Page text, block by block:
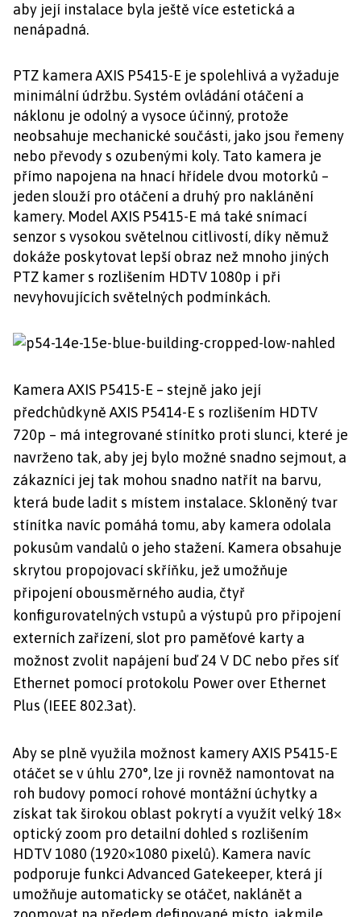
aby její instalace byla ještě více estetická a
nenápadná.
PTZ kamera AXIS P5415-E je spolehlivá a vyžaduje
minimální údržbu. Systém ovládání otáčení a
náklonu je odolný a vysoce účinný, protože
neobsahuje mechanické součásti, jako jsou řemeny
nebo převody s ozubenými koly. Tato kamera je
přímo napojena na hnací hřídele dvou motorků –
jeden slouží pro otáčení a druhý pro naklánění
kamery. Model AXIS P5415-E má také snímací
senzor s vysokou světelnou citlivostí, díky němuž
dokáže poskytovat lepší obraz než mnoho jiných
PTZ kamer s rozlišením HDTV 1080p i při
nevyhovujících světelných podmínkách.
Kamera AXIS P5415-E – stejně jako její
předchůdkyně AXIS P5414-E s rozlišením HDTV
720p – má integrované stínítko proti slunci, které je
navrženo tak, aby jej bylo možné snadno sejmout, a
zákazníci jej tak mohou snadno natřít na barvu,
která bude ladit s místem instalace. Skloněný tvar
stínítka navíc pomáhá tomu, aby kamera odolala
pokusům vandalů o jeho stažení. Kamera obsahuje
skrytou propojovací skříňku, jež umožňuje
připojení obousměrného audia, čtyř
konfigurovatelných vstupů a výstupů pro připojení
externích zařízení, slot pro paměťové karty a
možnost zvolit napájení buď 24 V DC nebo přes síť
Ethernet pomocí protokolu Power over Ethernet
Plus (IEEE 802.3at).
Aby se plně využila možnost kamery AXIS P5415-E
otáčet se v úhlu 270°, lze ji rovněž namontovat na
roh budovy pomocí rohové montážní úchytky a
získat tak širokou oblast pokrytí a využít velký 18×
optický zoom pro detailní dohled s rozlišením
HDTV 1080 (1920×1080 pixelů). Kamera navíc
podporuje funkci Advanced Gatekeeper, která jí
umožňuje automaticky se otáčet, naklánět a